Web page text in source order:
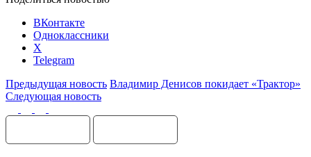
ВКонтакте
Одноклассники
X
Telegram
Предыдущая новость Владимир Денисов покидает «Трактор»
Следующая новость